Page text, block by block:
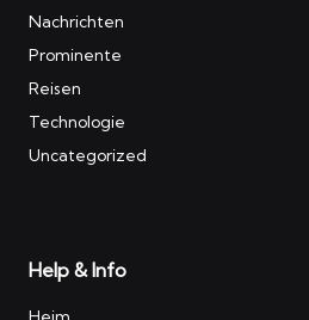
Nachrichten
Prominente
Reisen
Technologie
Uncategorized
Help & Info
Heim